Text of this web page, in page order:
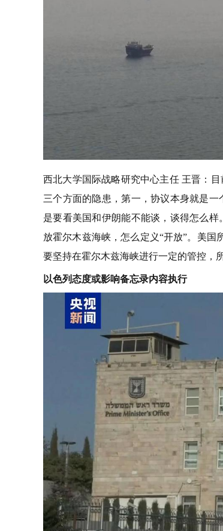
西北大学国际战略研究中心主任 王晋：
三个方面的隐患，第一，协议本身就是
是要看美国和伊朗能不能谈，谈得怎么
放霍尔木兹海峡，怎么定义“开放”。美
要坚持在霍尔木兹海峡进行一定的管控，
以色列态度或影响备忘录内容执行